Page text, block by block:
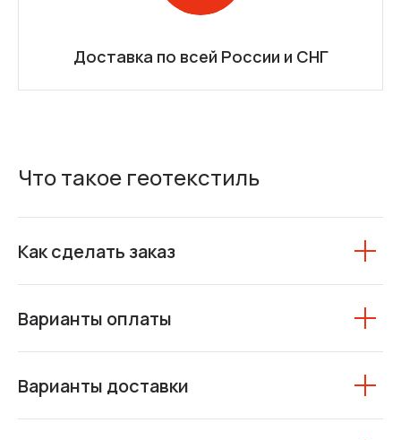
Доставка по всей России и СНГ
Что такое геотекстиль
Как сделать заказ
Варианты оплаты
Варианты доставки